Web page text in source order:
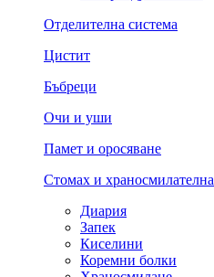
Отделителна система
Цистит
Бъбреци
Очи и уши
Памет и оросяване
Стомах и
Диария
Запек
Киселини
Коремни болки